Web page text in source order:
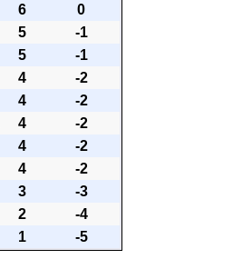
6
0
5
-1
5
-1
4
-2
4
-2
4
-2
4
-2
4
-2
3
-3
2
-4
1 -5